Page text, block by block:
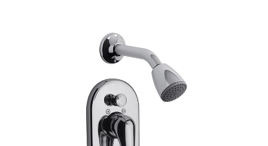
Solo tenes que decirme: Hola